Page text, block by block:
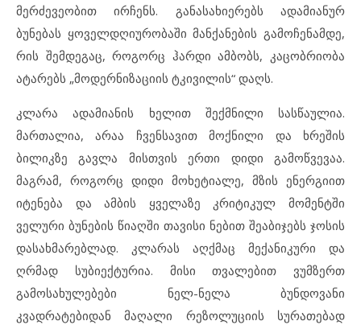
მერძევეობით ირჩენს. განასახიერებს ადამიანურ
ბუნებას ყოველდღიურობაში მანქანების გამოჩენამდე,
რის შემდეგაც, როგორც ჰარდი ამბობს, კაცობრიობა
ატარებს „მოდერნიზაციის ტკივილის“ დაღს.
კლარა ადამიანის ხელით შექმნილი სასწაულია.
მართალია, არაა ჩვენსავით მოქნილი და ხრეშის
ბილიკზე გავლა მისთვის ერთი დიდი გამოწვევაა.
მაგრამ, როგორც დიდი მოხეტიალე, მზის ენერგიით
იტენება და ამბის ყველაზე კრიტიკულ მომენტში
ველური ბუნების წიაღში თავისი ნებით შეაბიჯებს ჯოსის
დასახმარებლად. კლარას აღქმაც მექანიკური და
ღრმად სუბიექტურია. მისი თვალებით ვუმზერთ
გამოსახულებები ნელ-ნელა ბუნდოვანი
კვადრატებიდან მაღალი რეზოლუციის სურათებად